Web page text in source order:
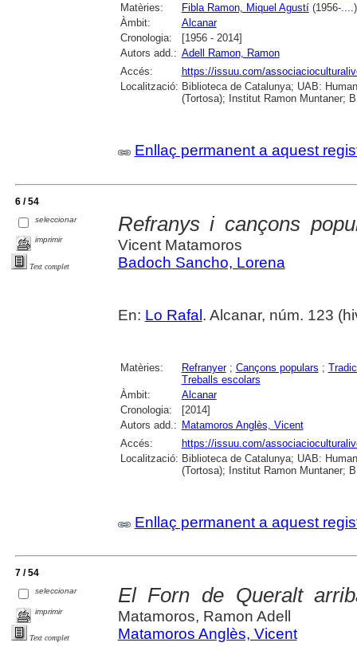
Matèries:
Fibla Ramon, Miquel Agustí(1956-....)
Àmbit:
Alcanar
Cronologia:
[1956 - 2014]
Autors add.: Adell Ramon, Ramon
Accés:
https://issuu.com/
Localització: Biblioteca de Catalunya; UAB:
(Tortosa); Institut Ramon Muntaner;
Enllaç permanent a aquest
6 / 54
seleccionar
imprimir
Text complet
Refranys i cançons
Vicent Matamoros
Badoch Sancho, Lorena
En: Lo Rafal. Alcanar, núm. 123
Matèries: Refranyer; Cançons populars ;
Treballs escolars
Àmbit:
Alcanar
Cronologia:
[2014]
Autors add.: Matamoros Anglès, Vicent
Accés:
https://issuu.com/
Localització: Biblioteca de Catalunya; UAB:
(Tortosa); Institut Ramon Muntaner;
Enllaç permanent a aquest
7 / 54
seleccionar
imprimir
Text complet
El Forn de Queralt
Matamoros, Ramon Adell
Matamoros Anglès, Vicent